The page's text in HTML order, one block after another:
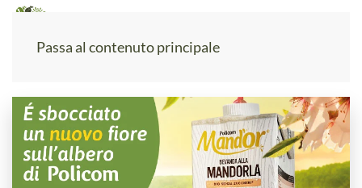
Passa al contenuto principale